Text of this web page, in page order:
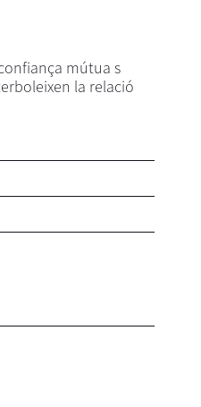
mútua s
la relació